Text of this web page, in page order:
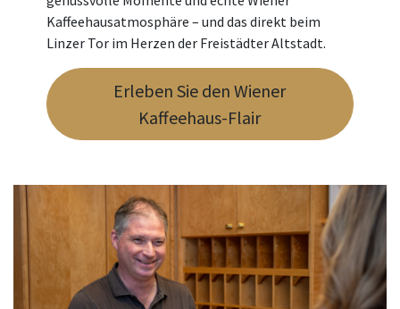
Kaffeehausatmosphäre – und das direkt beim
Linzer Tor im Herzen der Freistädter Altstadt.
Erleben Sie den Wiener
Kaffeehaus-Flair